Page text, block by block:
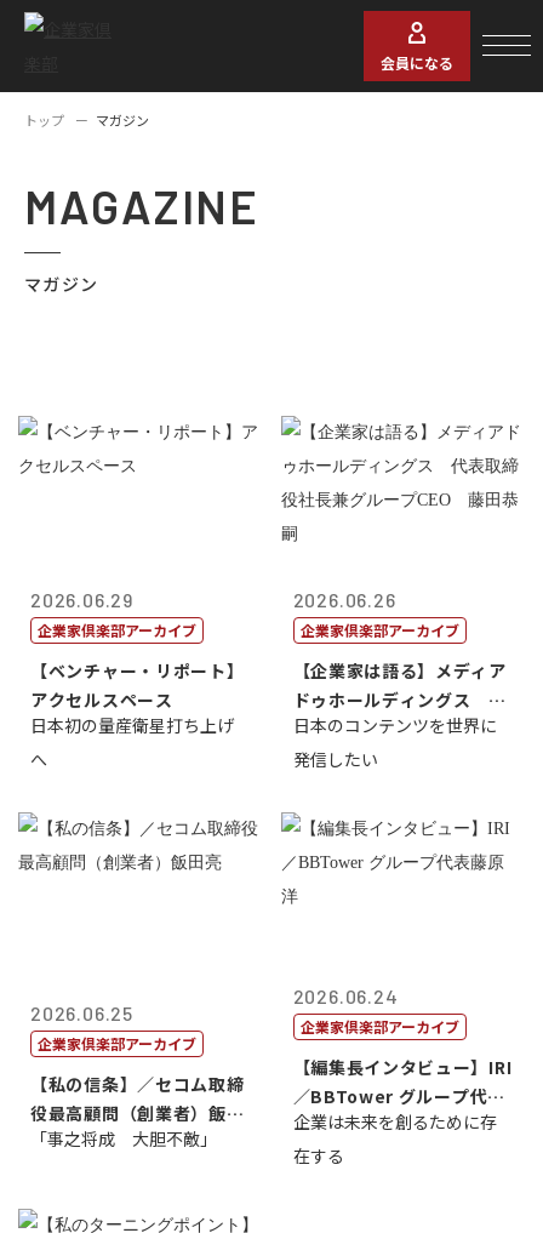
会員になる
トップ マガジン
MAGAZINE
マガジン
2026.06.29
企業家倶楽部アーカイブ
【ベンチャー・リポート】
アクセルスペース
日本初の量産衛星打ち上げ
へ
2026.06.26
企業家倶楽部アーカイブ
【企業家は語る】メディア
ドゥホールディングス 代
表取締役社長...
日本のコンテンツを世界に
発信したい
2026.06.25
企業家倶楽部アーカイブ
【私の信条】／セコム取締
役最高顧問（創業者）飯田
亮
「事之将成 大胆不敵」
2026.06.24
企業家倶楽部アーカイブ
【編集長インタビュー】IRI
／BBTower グループ代表
藤...
企業は未来を創るために存
在する